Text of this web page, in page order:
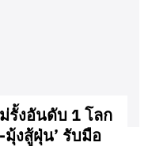
รั้งอันดับ 1 โลก
งสู้ฝุ่น’ รับมือ